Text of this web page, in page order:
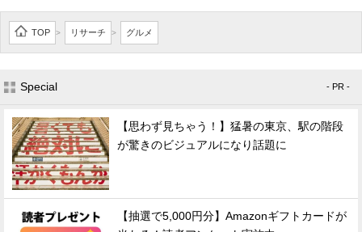
TOP > リサーチ > グルメ
Special - PR -
【思わず見ちゃう！】猛暑の東京、駅の階段
が驚きのビジュアルになり話題に
【抽選で5,000円分】Amazonギフトカードが